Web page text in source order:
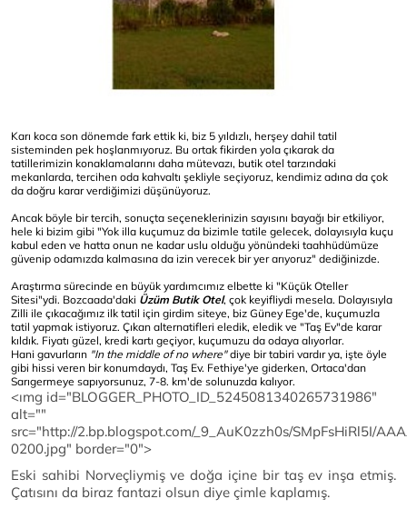
Karı koca son dönemde fark ettik ki, biz 5 yıldızlı, herşey dahil tatil
sisteminden pek hoşlanmıyoruz. Bu ortak fikirden yola çıkarak da
tatillerimizin konaklamalarını daha mütevazı, butik otel tarzındaki
mekanlarda, tercihen oda kahvaltı şekliyle seçiyoruz, kendimiz adına da çok
da doğru karar verdiğimizi düşünüyoruz.
Ancak böyle bir tercih, sonuçta seçeneklerinizin sayısını bayağı bir etkiliyor,
hele ki bizim gibi "Yok illa kuçumuz da bizimle tatile gelecek, dolayısıyla kuçu
kabul eden ve hatta onun ne kadar uslu olduğu yönündeki taahhüdümüze
güvenip odamızda kalmasına da izin verecek bir yer arıyoruz" dediğinizde.
Araştırma sürecinde en büyük yardımcımız elbette ki "Küçük Oteller
Sitesi"ydi. Bozcaada'daki Üzüm Butik Otel, çok keyifliydi mesela. Dolayısıyla
Zilli ile çıkacağımız ilk tatil için girdim siteye, biz Güney Ege'de, kuçumuzla
tatil yapmak istiyoruz. Çıkan alternatifleri eledik, eledik ve "Taş Ev"de karar
kıldık. Fiyatı güzel, kredi kartı geçiyor, kuçumuzu da odaya alıyorlar.
Hani gavurların "In the middle of no where"diye bir tabiri vardır ya, işte öyle
gibi hissi veren bir konumdaydı, Taş Ev. Fethiye'ye giderken, Ortaca'dan
Sarıgermeye sapıyorsunuz, 7-8. km'de solunuzda kalıyor.
<ımg id="BLOGGER_PHOTO_ID_5245081340265731986"
alt=""
src="http://2.bp.blogspot.com/_9_AuK0zzh0s/SMpFsHiRl5I/
0200.jpg" border="0">
Eski sahibi Norveçliymiş ve doğa içine bir taş ev inşa etmiş.
Çatısını da biraz fantazi olsun diye çimle kaplamış.